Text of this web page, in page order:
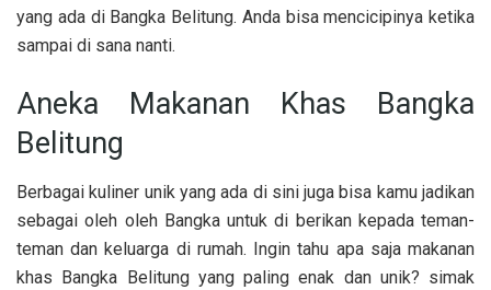
yang ada di Bangka Belitung. Anda bisa mencicipinya ketika
sampai di sana nanti.
Aneka Makanan Khas Bangka
Belitung
Berbagai kuliner unik yang ada di sini juga bisa kamu jadikan
sebagai oleh oleh Bangka untuk di berikan kepada teman-
teman dan keluarga di rumah. Ingin tahu apa saja makanan
khas Bangka Belitung yang paling enak dan unik? simak